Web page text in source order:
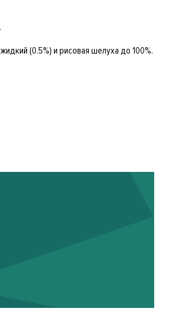
(0.5%) и рисовая шелуха до 100%.